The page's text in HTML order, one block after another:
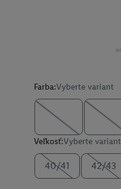
Farba:Vyberte variant
Veľkosť:Vyberte variant
40/41 42/43